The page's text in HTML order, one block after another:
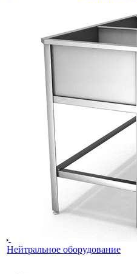
Нейтральное оборудование